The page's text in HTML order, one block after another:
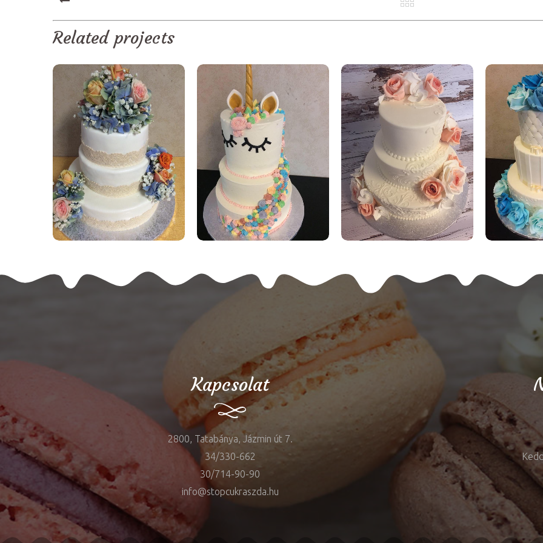
Related projects
Kapcsolat
2800, Tatabánya, Jázmin út 7.
34/330-662
30/714-90-90
info@stopcukraszda.hu